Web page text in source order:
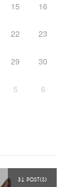
15 16
22 23
29 30
5 6
31 POST(S)